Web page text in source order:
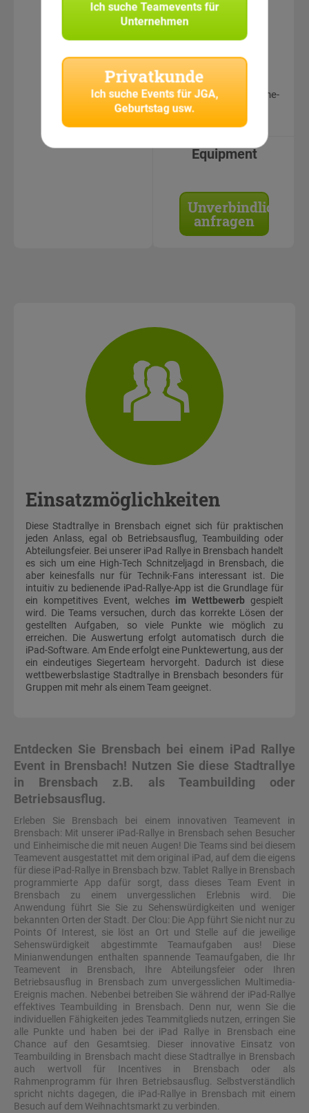
erfahrene
CityHunters
Teamguides
Teamleistungen &
Fotos in
geschütztem Online-
Bereich einsehbar
Equipment
Unverbindlich
anfragen
Einsatzmöglichkeiten
Diese Stadtrallye in Brensbach eignet sich für praktischen
jeden Anlass, egal ob Betriebsausflug, Teambuilding oder
Abteilungsfeier. Bei unserer iPad Rallye in Brensbach handelt
es sich um eine High-Tech Schnitzeljagd in Brensbach, die
aber keinesfalls nur für Technik-Fans interessant ist. Die
intuitiv zu bedienende iPad-Rallye-App ist die Grundlage für
ein kompetitives Event, welches im Wettbewerb gespielt
wird. Die Teams versuchen, durch das korrekte Lösen der
gestellten Aufgaben, so viele Punkte wie möglich zu
erreichen. Die Auswertung erfolgt automatisch durch die
iPad-Software. Am Ende erfolgt eine Punktewertung, aus der
ein eindeutiges Siegerteam hervorgeht. Dadurch ist diese
wettbewerbslastige Stadtrallye in Brensbach besonders für
Gruppen mit mehr als einem Team geeignet.
Entdecken Sie Brensbach bei einem iPad Rallye
Event in Brensbach! Nutzen Sie diese Stadtrallye
in Brensbach z.B. als Teambuilding oder
Betriebsausflug.
Erleben Sie Brensbach bei einem innovativen Teamevent in
Brensbach: Mit unserer iPad-Rallye in Brensbach sehen Besucher
und Einheimische die mit neuen Augen! Die Teams sind bei diesem
Teamevent ausgestattet mit dem original iPad, auf dem die eigens
für diese iPad-Rallye in Brensbach bzw. Tablet Rallye in Brensbach
programmierte App dafür sorgt, dass dieses Team Event in
Brensbach zu einem unvergesslichen Erlebnis wird. Die
Anwendung führt Sie Sie zu Sehenswürdigkeiten und weniger
bekannten Orten der Stadt. Der Clou: Die App führt Sie nicht nur zu
Points Of Interest, sie löst an Ort und Stelle auf die jeweilige
Sehenswürdigkeit abgestimmte Teamaufgaben aus! Diese
Minianwendungen enthalten spannende Teamaufgaben, die Ihr
Teamevent in Brensbach, Ihre Abteilungsfeier oder Ihren
Betriebsausflug in Brensbach zum unvergesslichen Multimedia-
Ereignis machen. Nebenbei betreiben Sie während der iPad-Rallye
effektives Teambuilding in Brensbach. Denn nur, wenn Sie die
individuellen Fähigkeiten jedes Teammitglieds nutzen, erringen Sie
alle Punkte und haben bei der iPad Rallye in Brensbach eine
Chance auf den Gesamtsieg. Dieser innovative Einsatz von
Teambuilding in Brensbach macht diese Stadtrallye in Brensbach
auch wertvoll für Incentives in Brensbach oder als
Rahmenprogramm für Ihren Betriebsausflug. Selbstverständlich
spricht nichts dagegen, die iPad-Rallye in Brensbach mit einem
Besuch auf dem Weihnachtsmarkt zu verbinden.
Ich sucheTeamevents für
Unternehmen
Privatkunde
Ich suche Events für JGA,
Geburtstag usw.